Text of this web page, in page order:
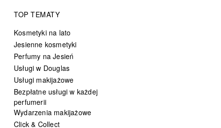
TOP TEMATY
Kosmetyki na lato
Jesienne kosmetyki
Perfumy na Jesień
Usługi w Douglas
Usługi makijażowe
Bezpłatne usługi w każdej
perfumerii
Wydarzenia makijażowe
Click & Collect